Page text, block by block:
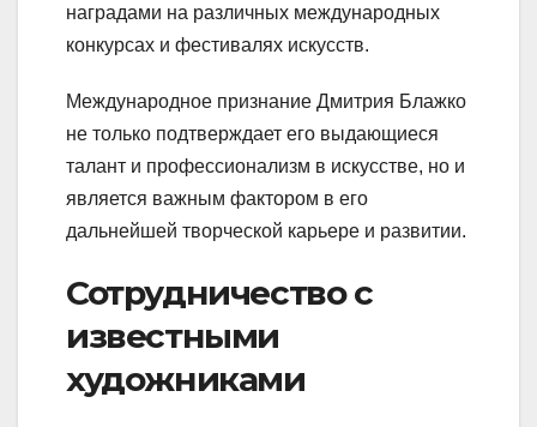
наградами на различных международных
конкурсах и фестивалях искусств.
Международное признание Дмитрия Блажко
не только подтверждает его выдающиеся
талант и профессионализм в искусстве, но и
является важным фактором в его
дальнейшей творческой карьере и развитии.
Сотрудничество с
известными
художниками